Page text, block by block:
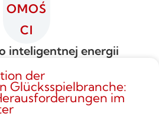
OMOŚ
CI
inteligentnej energii
der
Glücksspielbranche:
im